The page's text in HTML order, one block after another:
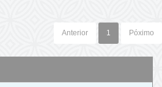
Anterior 1 Póximo